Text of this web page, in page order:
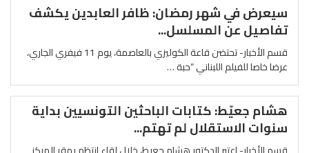
سيعرض في شهر رمضان: ظافر العابدين يكشف
تفاصيل عن المسلسل...
قسم الأخبار- تحتضن قاعة الكوليزي بالعاصمة، يوم 11 فيفري الجاري،
عرضا خاصا للفيلم اللبناني “حبة …
هشام جعيّط: كتابات الباحثين التونسيين بداية
سنوات الاستقلال لم تهتم...